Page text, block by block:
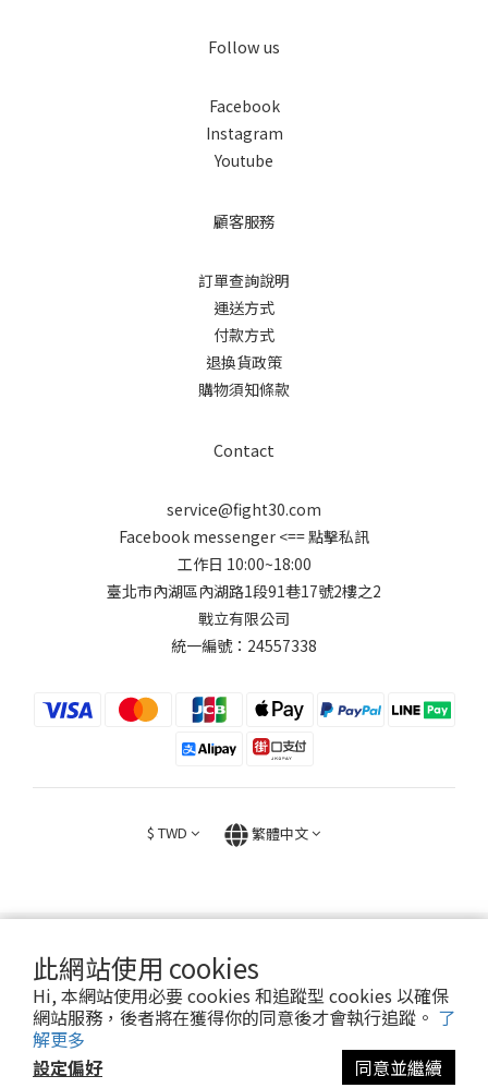
此網站使用 cookies
Hi, 本網站使用必要 cookies 和追蹤型 cookies 以確保
網站服務，後者將在獲得你的同意後才會執行追蹤。 了
解更多
設定偏好
同意並繼續
Follow us
Facebook
Instagram
Youtube
顧客服務
訂單查詢說明
運送方式
付款方式
退換貨政策
購物須知條款
Contact
service@fight30.com
Facebook messenger <== 點擊私訊
工作日 10:00~18:00
臺北市內湖區內湖路1段91巷17號2樓之2
戰立有限公司
統一編號：24557338
$ TWD 繁體中文
2026 © FIGHT30 ｜ 官方音樂周邊商品與專輯。專售。